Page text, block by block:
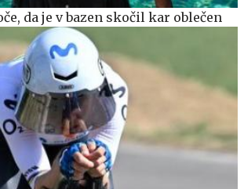
da je v bazen skočil kar oblečen